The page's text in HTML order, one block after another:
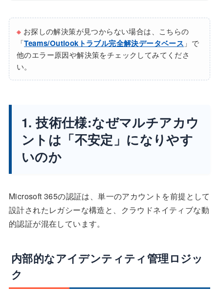
※ お探しの解決策が見つからない場合は、こちらの
「Teams/Outlookトラブル完全解決データベース 」で
他のエラー原因や解決策をチェックしてみてくださ
い。
1. 技術仕様:なぜマルチアカウ
ントは「不安定」になりやす
いのか
Microsoft 365の認証は、単一のアカウントを前提として
設計されたレガシーな構造と、クラウドネイティブな動
的認証が混在しています。
内部的なアイデンティティ管理ロジッ
ク